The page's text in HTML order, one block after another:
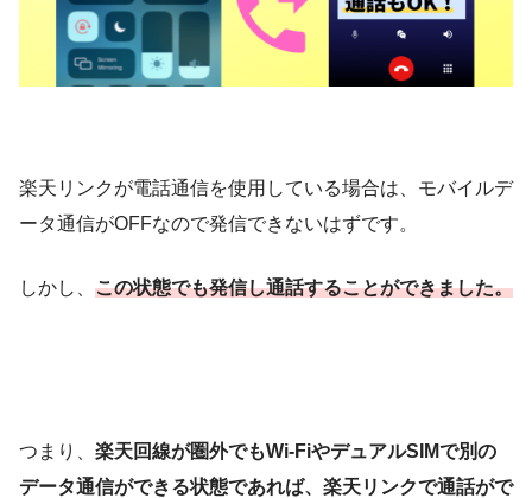
楽天リンクが電話通信を使用している場合は、モバイルデ
ータ通信がOFFなので発信できないはずです。
しかし、 この状態でも発信し通話することができました。
つまり、 楽天回線が圏外でもWi-FiやデュアルSIMで別の
データ通信ができる状態であれば、楽天リンクで通話がで